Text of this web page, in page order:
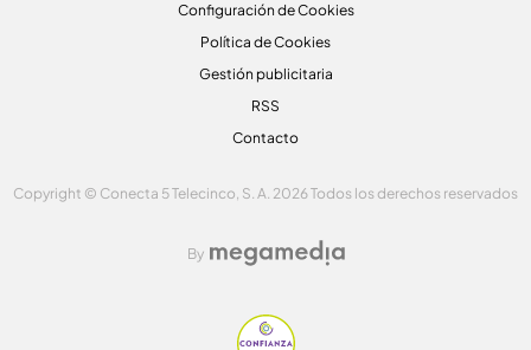
Configuración de Cookies
Política de Cookies
Gestión publicitaria
RSS
Contacto
Copyright © Conecta 5 Telecinco, S. A. 2026 Todos los derechos reservados
By